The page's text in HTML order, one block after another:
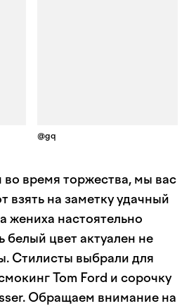
@gq
во время торжества, мы вас
взять на заметку удачный
жениха настоятельно
цвет актуален не
Стилисты выбрали для
Tom Ford и сорочку
Обращаем внимание на